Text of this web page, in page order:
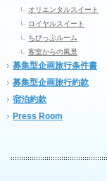
オリエンタルスイート
ロイヤルスイート
ちびっぷルーム
客室からの風景
募集型企画旅行条件書
募集型企画旅行約款
宿泊約款
Press Room